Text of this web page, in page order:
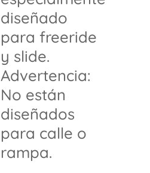
diseñado
para freeride
y slide.
Advertencia:
No están
diseñados
para calle o
rampa.